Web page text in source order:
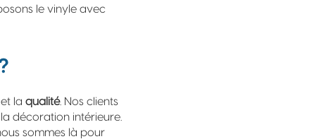
le vinyle avec
la qualité. Nos clients
décoration intérieure.
nous sommes là pour